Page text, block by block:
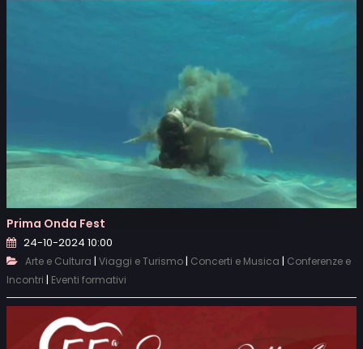
Prima Onda Fest
24-10-2024 10:00
Arte e Cultura | Viaggi e Turismo| Concerti e Musica | Conferenze e
Incontri | Eventi formativi